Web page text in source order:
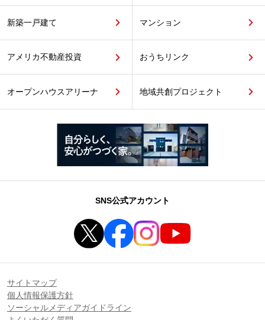
新築一戸建て マンション
アメリカ不動産投資 おうちリンク
オープンハウスアリーナ 地域共創プロジェクト
SNS公式アカウント
サイトマップ
個人情報保護方針
ソーシャルメディアガイドライン